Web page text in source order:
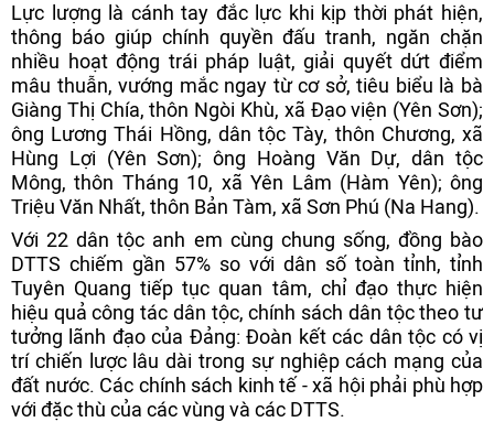
Lực lượng là cánh tay đắc lực khi kịp thời phát hiện,
thông báo giúp chính quyền đấu tranh, ngăn chặn
nhiều hoạt động trái pháp luật, giải quyết dứt điểm
mâu thuẫn, vướng mắc ngay từ cơ sở, tiêu biểu là bà
Giàng Thị Chía, thôn Ngòi Khù, xã Đạo viện (Yên Sơn);
ông Lương Thái Hồng, dân tộc Tày, thôn Chương, xã
Hùng Lợi (Yên Sơn); ông Hoàng Văn Dự, dân tộc
Mông, thôn Tháng 10, xã Yên Lâm (Hàm Yên); ông
Triệu Văn Nhất, thôn Bản Tàm, xã Sơn Phú (Na Hang).
Với 22 dân tộc anh em cùng chung sống, đồng bào
DTTS chiếm gần 57% so với dân số toàn tỉnh, tỉnh
Tuyên Quang tiếp tục quan tâm, chỉ đạo thực hiện
hiệu quả công tác dân tộc, chính sách dân tộc theo tư
tưởng lãnh đạo của Đảng: Đoàn kết các dân tộc có vị
trí chiến lược lâu dài trong sự nghiệp cách mạng của
đất nước. Các chính sách kinh tế - xã hội phải phù hợp
với đặc thù của các vùng và các DTTS.